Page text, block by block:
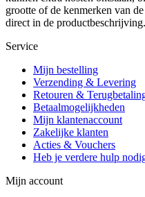
grootte of de kenmerken van
direct in de productbeschrijving.
Service
Mijn bestelling
Verzending & Levering
Retouren &
Betaalmogelijkheden
Mijn klantenaccount
Zakelijke klanten
Acties & Vouchers
Heb je verdere hulp
Mijn account